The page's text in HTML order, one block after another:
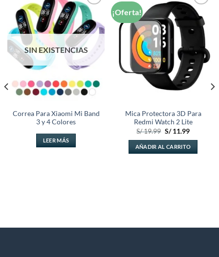
Añadir
a la
lista de
deseos
SIN EXISTENCIAS
Correa Para Xiaomi Mi Band
3 y 4 Colores
LEER MÁS
¡Oferta!
Añadir
a la
lista de
deseos
Mica Protectora 3D Para
Redmi Watch 2 Lite
S/19.99 El
original
era:
S/ 19.99.
S/11.99El
actual
es:
S/ 11.99.
AÑADIR AL CARRITO